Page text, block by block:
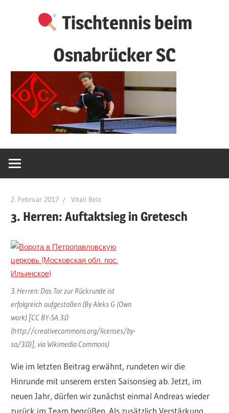
Tischtennis beim
Osnabrücker SC
2. Februar 2017 Vitali Belz
3. Herren: Auftaktsieg in Gretesch
3. Herren: Das Tor zur Rückrunde ist
erfolgreich aufgestoßen (By Aleks G (Own
work) [CC BY-SA 3.0
(http://creativecommons.org/licenses/by-
sa/3.0)], via Wikimedia Commons)
Wie im letzten Beitrag erwähnt, rundeten wir die
Hinrunde mit unserem ersten Saisonsieg ab. Jetzt, im
neuen Jahr, dürfen wir zunächst einmal Andreas wieder
zurück im Team begrüßen. Als zusätzlich Verstärkung